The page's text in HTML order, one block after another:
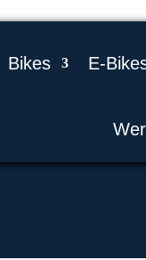
Bikes E-